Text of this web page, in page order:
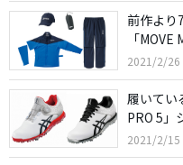
前作よ
「MOVE
2021/2/26
履いてい
PRO 5」
2021/2/15